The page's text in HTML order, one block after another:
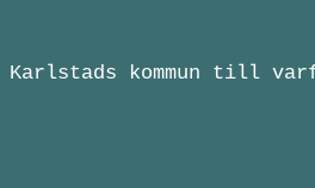
kommun till